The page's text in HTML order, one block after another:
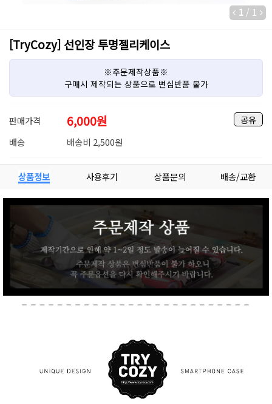
1 / 1
[TryCozy] 선인장 투명젤리케이스
※주문제작상품※
구매시 제작되는 상품으로 변심반품 불가
공유
판매가격 6,000원
배송 배송비 2,500원
상품정보 사용후기 상품문의 배송/교환